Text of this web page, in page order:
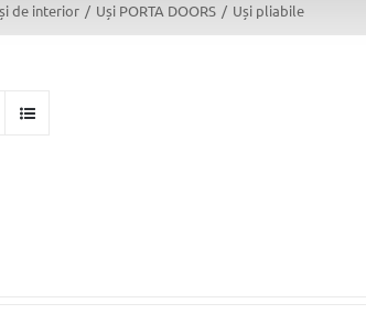
de interior / Uși PORTA DOORS / Uși pliabile